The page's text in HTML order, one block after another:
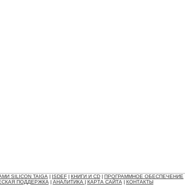
SILICON TAIGA ISDEF КНИГИ И CD ПРОГРАММНОЕ ОБЕСПЕЧЕНИЕ
ПОДДЕРЖКА| АНАЛИТИКА КАРТА САЙТА| КОНТАКТЫ